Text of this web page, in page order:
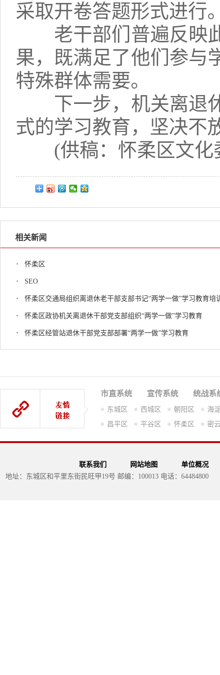
采取开卷答题形式进行
老干部们普遍反映此
果，既满足了他们参与
特殊群体需要。
下一步，机关离退休
式的学习教育，坚决不
(供稿：怀柔区文化
相关新闻
怀柔区
SEO
怀柔区交通局组织离退休老干部支部书记“两学一做”学习教育培
怀柔区政协机关离退休干部党支部组织“两学一做”学习教育
怀柔区经管站退休干部党支部部署“两学一做”学习教育
市直系统 宣传系统 统战系
东城区 西城区 朝阳区
海
昌平区
平谷区 怀柔区 密
联系我们 网站地图
单位概况
地址：东城区和平里东街民旺甲19号 邮编：100013 电话：64484800